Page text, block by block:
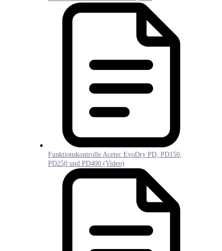
Funktionskontrolle Acetec EvoDry PD, PD150,
PD250 und PD400 (Video)